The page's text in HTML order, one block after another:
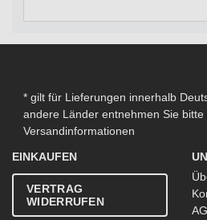
* gilt für Lieferungen innerhalb
andere Länder entnehmen Sie
Versandinformationen
EINKAUFEN
VERTRAG
WIDERRUFEN